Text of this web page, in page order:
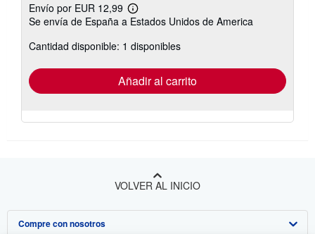
Envío por EUR 12,99
Más
información
las
tarifas
envío
Se envía de España a Estados Unidos de America
Cantidad disponible: 1 disponibles
Añadir al carrito
VOLVER AL INICIO
Compre con nosotros